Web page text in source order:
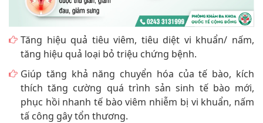
Tăng hiệu quả tiêu viêm, tiêu diệt vi khuẩn/ nấm,
tăng hiệu quả loại bỏ triệu chứng bệnh.
Giúp tăng khả năng chuyển hóa của tế bào, kích
thích tăng cường quá trình sản sinh tế bào mới,
phục hồi nhanh tế bào viêm nhiễm bị vi khuẩn, nấm
tấ công gây tổn thương.